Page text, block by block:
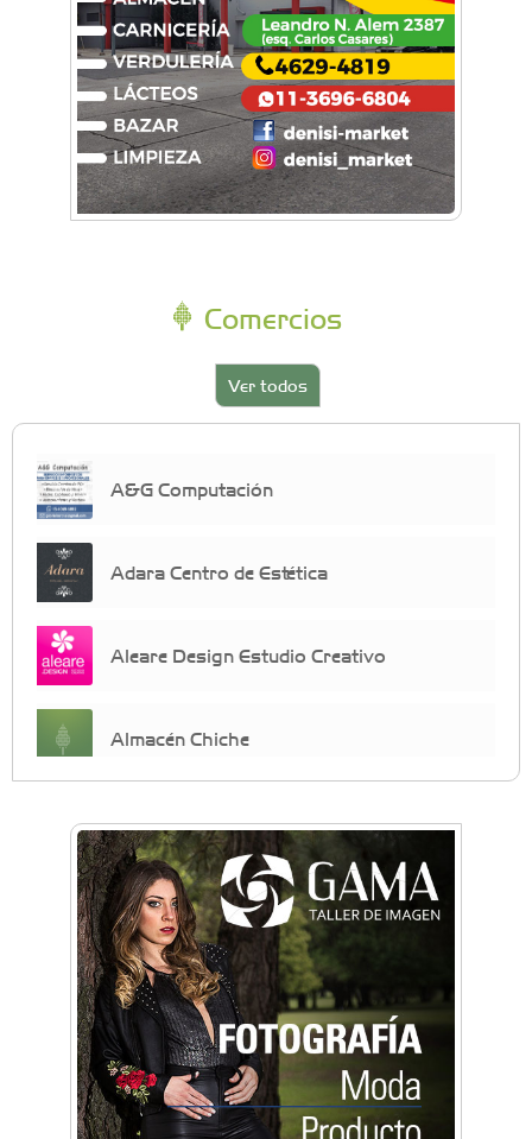
Comercios
Ver todos
A&G Computación
Adara Centro de Estética
Aleare Design Estudio Creativo
Almacén Chiche
crecimiento personal
Arq. Horacio Alejandro Sánchez
Artística ApasionArte
Artística Catalina